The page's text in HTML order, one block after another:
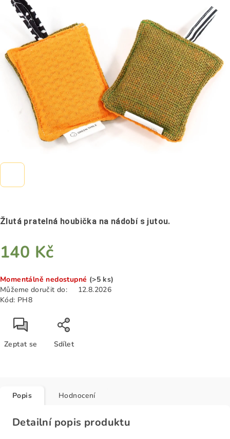
Žlutá pratelná houbička na nádobí s jutou.
140 Kč
cena:
Momentálně nedostupné (>5 ks)
Můžeme doručit do:
12.8.2026
Kód: PH8
Zeptat se Sdílet
hvězdiček.
Popis Hodnocení
Detailní popis produktu